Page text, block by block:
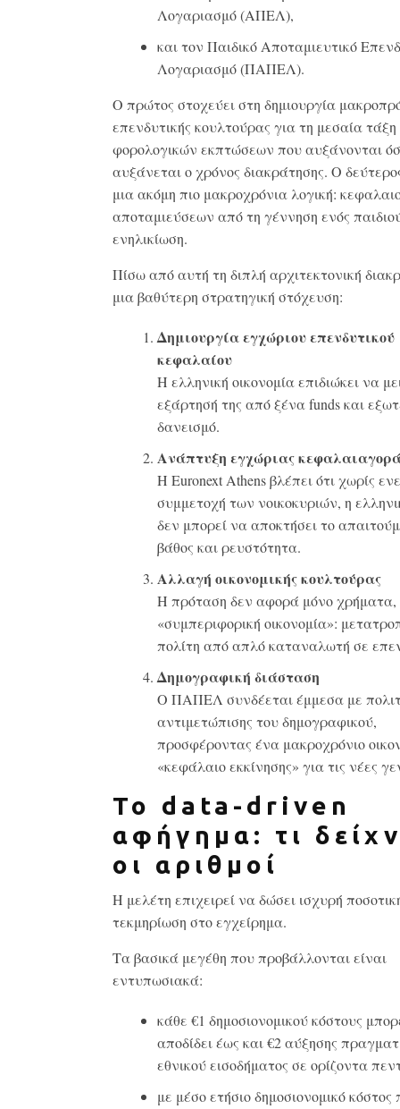
Λογαριασμό (ΑΠΕΛ),
και τον Παιδικό Αποταμιευτικό
Λογαριασμό (ΠΑΠΕΛ).
Ο πρώτος στοχεύει στη δημιουργία
επενδυτικής κουλτούρας για τη μεσαία
φορολογικών εκπτώσεων που αυξάνονται
αυξάνεται ο χρόνος διακράτησης. Ο
μια ακόμη πιο μακροχρόνια λογική:
αποταμιεύσεων από τη γέννηση ενός
ενηλικίωση.
Πίσω από αυτή τη διπλή αρχιτεκτονική
μια βαθύτερη στρατηγική στόχευση:
Δημιουργία εγχώριου επενδυτικού
κεφαλαίου
Η ελληνική οικονομία επιδιώκει να
εξάρτησή της από ξένα funds και
δανεισμό.
Ανάπτυξη εγχώριας
Η Euronext Athens βλέπει ότι χωρίς
συμμετοχή των νοικοκυριών, η
δεν μπορεί να αποκτήσει το
βάθος και ρευστότητα.
Αλλαγή οικονομικής κουλτούρας
Η πρόταση δεν αφορά μόνο χρήματα,
«συμπεριφορική οικονομία»:
πολίτη από απλό καταναλωτή σε
Δημογραφική διάσταση
Ο ΠΑΠΕΛ συνδέεται έμμεσα με
αντιμετώπισης του δημογραφικού,
προσφέροντας ένα μακροχρόνιο
«κεφάλαιο εκκίνησης» για τις νέες
Το data-driven
αφήγημα: τι
οι αριθμοί
Η μελέτη επιχειρεί να δώσει ισχυρή
τεκμηρίωση στο εγχείρημα.
Τα βασικά μεγέθη που προβάλλονται είναι
εντυπωσιακά:
κάθε €1 δημοσιονομικού κόστους
αποδίδει έως και €2 αύξησης
εθνικού εισοδήματος σε ορίζοντα
με μέσο ετήσιο δημοσιονομικό κόστος